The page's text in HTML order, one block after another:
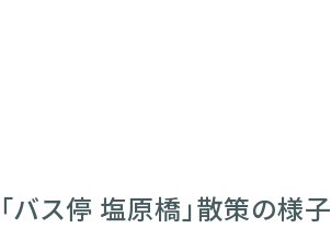
「バス停 塩原橋」散策の様子